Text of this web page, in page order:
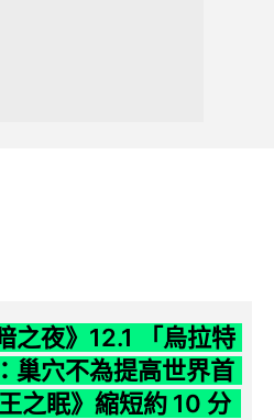
之夜》12.1 「烏拉特
巢穴不為提高世界首
之眠》縮短約 10 分